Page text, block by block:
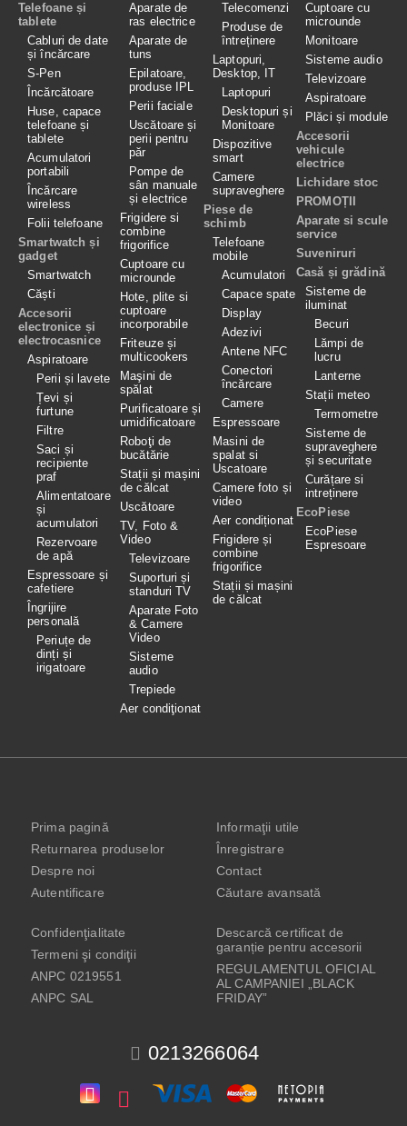
Telefoane și
tablete
Cabluri de date
și încărcare
S-Pen
Încărcătoare
Huse, capace
telefoane și
tablete
Acumulatori
portabili
Încărcare
wireless
Folii telefoane
Smartwatch și
gadget
Smartwatch
Căști
Accesorii
electronice și
electrocasnice
Aspiratoare
Perii și lavete
Țevi și
furtune
Filtre
Saci și
recipiente
praf
Alimentatoare
și
acumulatori
Rezervoare
de apă
Espressoare și
cafetiere
Îngrijire
personală
Periuțe de
dinți și
irigatoare
Aparate de
ras electrice
Aparate de
tuns
Epilatoare,
produse IPL
Perii faciale
Uscătoare și
perii pentru
păr
Pompe de
sân manuale
și electrice
Frigidere si
combine
frigorifice
Cuptoare cu
microunde
Hote, plite si
cuptoare
incorporabile
Friteuze și
multicookers
Maşini de
spălat
Purificatoare și
umidificatoare
Roboţi de
bucătărie
Stații și mașini
de călcat
Uscătoare
TV, Foto &
Video
Televizoare
Suporturi și
standuri TV
Aparate Foto
& Camere
Video
Sisteme
audio
Trepiede
Aer condiţionat
Telecomenzi
Produse de
întreținere
Laptopuri,
Desktop, IT
Laptopuri
Desktopuri și
Monitoare
Dispozitive
smart
Camere
supraveghere
Piese de
schimb
Telefoane
mobile
Acumulatori
Capace spate
Display
Adezivi
Antene NFC
Conectori
încărcare
Camere
Espressoare
Masini de
spalat si
Uscatoare
Camere foto și
video
Aer condiționat
Frigidere și
combine
frigorifice
Stații și mașini
de călcat
Cuptoare cu
microunde
Monitoare
Sisteme audio
Televizoare
Aspiratoare
Plăci și module
Accesorii
vehicule
electrice
Lichidare stoc
PROMOȚII
Aparate si scule
service
Suveniruri
Casă și grădină
Sisteme de
iluminat
Becuri
Lămpi de
lucru
Lanterne
Stații meteo
Termometre
Sisteme de
supraveghere
și securitate
Curățare si
intreținere
EcoPiese
EcoPiese
Espresoare
0213266064
Prima pagină
Returnarea produselor
Despre noi
Autentificare
Informaţii utile
Înregistrare
Contact
Căutare avansată
Confidenţialitate
Termeni şi condiţii
ANPC 0219551
ANPC SAL
Descarcă certificat de
garanție pentru accesorii
REGULAMENTUL OFICIAL
AL CAMPANIEI „BLACK
FRIDAY”